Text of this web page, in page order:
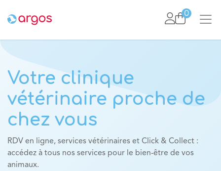
0
Votre clinique
vétérinaire proche de
chez vous
RDV en ligne, services vétérinaires et Click & Collect :
accédez à tous nos services pour le bien-être de vos
animaux.